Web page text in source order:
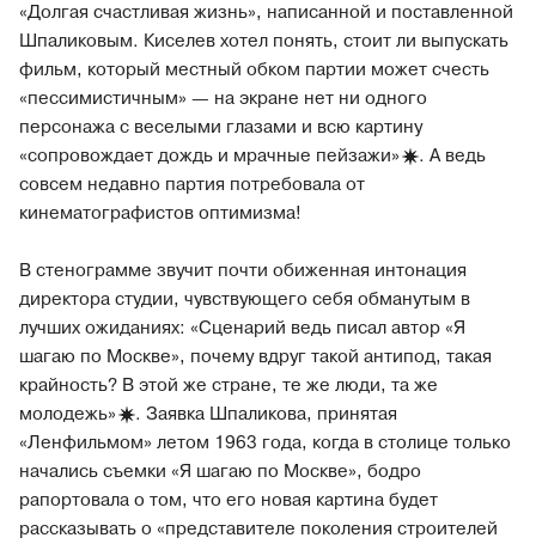
«Долгая счастливая жизнь», написанной и поставленной
Шпаликовым. Киселев хотел понять, стоит ли выпускать
фильм, который местный обком партии может счесть
«пессимистичным» — на экране нет ни одного
персонажа с веселыми глазами и всю картину
«сопровождает дождь и мрачные пейзажи»
. А ведь
совсем недавно партия потребовала от
кинематографистов оптимизма!
В стенограмме звучит почти обиженная интонация
директора студии, чувствующего себя обманутым в
лучших ожиданиях: «Сценарий ведь писал автор «Я
шагаю по Москве», почему вдруг такой антипод, такая
крайность? В этой же стране, те же люди, та же
молодежь»
. Заявка Шпаликова, принятая
«Ленфильмом» летом 1963 года, когда в столице только
начались съемки «Я шагаю по Москве», бодро
рапортовала о том, что его новая картина будет
рассказывать о «представителе поколения строителей